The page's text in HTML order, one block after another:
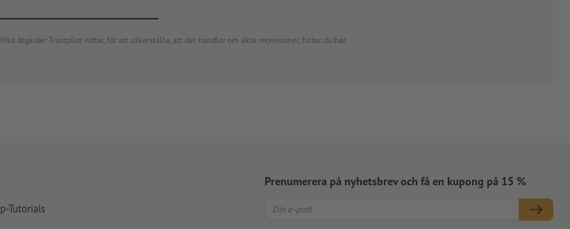
åtgärder Trustpilot vidtar, för att säkerställa, att det handlar om äkta recensioner, hittar du här.
Tutorials
Prenumerera på nyhetsbrev och få en kupong på 15 %